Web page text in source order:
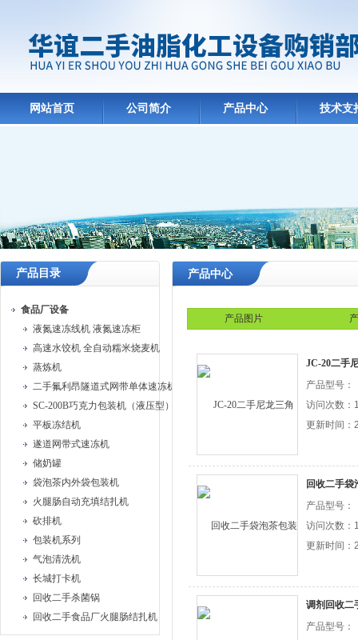
网站首页 公司简介 产品中心 技术支
产品目录
食品厂设备
液氮速冻线机 液氮速冻柜
高速水饺机 全自动糯米烧麦机
蒸炼机
二手氟利昂隧道式网带单体速冻机
SC-200B巧克力包装机（液压型）
平板冻结机
遂道网带式速冻机
储奶罐
袋泡茶内外袋包装机
火腿肠自动充填结扎机
砍排机
包装机系列
气泡清洗机
长城打卡机
回收二手杀菌锅
回收二手食品厂火腿肠结扎机
产品中心
产品图片
JC-20二手
产品型号：
访问次数：
更新时间：
回收二手袋
产品型号：
访问次数：
更新时间：
调剂回收二
产品型号：